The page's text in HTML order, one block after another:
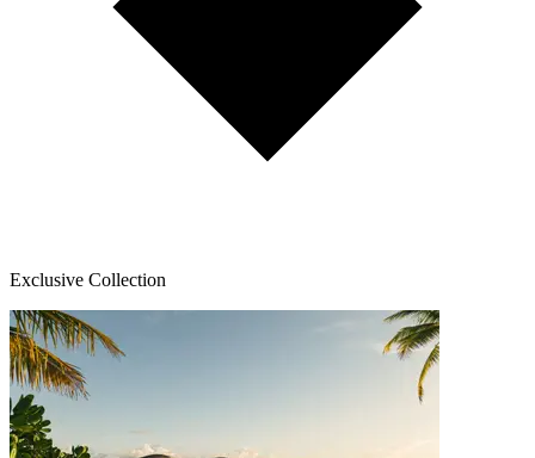
Exclusive Collection